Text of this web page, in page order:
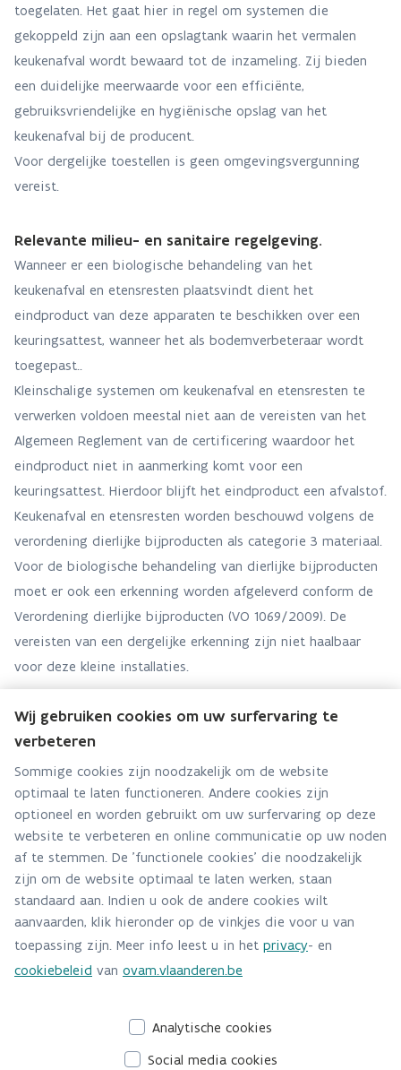
toegelaten. Het gaat hier in regel om systemen die
gekoppeld zijn aan een opslagtank waarin het vermalen
keukenafval wordt bewaard tot de inzameling. Zij bieden
een duidelijke meerwaarde voor een efficiënte,
gebruiksvriendelijke en hygiënische opslag van het
keukenafval bij de producent.
Voor dergelijke toestellen is geen omgevingsvergunning
vereist.
Relevante milieu- en sanitaire regelgeving.
Wanneer er een biologische behandeling van het
keukenafval en etensresten plaatsvindt dient het
eindproduct van deze apparaten te beschikken over een
keuringsattest, wanneer het als bodemverbeteraar wordt
toegepast..
Kleinschalige systemen om keukenafval en etensresten te
verwerken voldoen meestal niet aan de vereisten van het
Algemeen Reglement van de certificering waardoor het
eindproduct niet in aanmerking komt voor een
keuringsattest. Hierdoor blijft het eindproduct een afvalstof.
Keukenafval en etensresten worden beschouwd volgens de
verordening dierlijke bijproducten als categorie 3 materiaal.
Voor de biologische behandeling van dierlijke bijproducten
moet er ook een erkenning worden afgeleverd conform de
Verordening dierlijke bijproducten (VO 1069/2009). De
vereisten van een dergelijke erkenning zijn niet haalbaar
voor deze kleine installaties.
Team Bio
Hebt u een vraag voor dit team? Stel ze hier:
Via contact formulier
Alle contactgegevens
Adres
Stationsstraat 110
2800 Mechelen
Route en bereikbaarheid
Wij gebruiken cookies om uw surfervaring te
verbeteren
Sommige cookies zijn noodzakelijk om de website
optimaal te laten functioneren. Andere cookies zijn
optioneel en worden gebruikt om uw surfervaring op deze
website te verbeteren en online communicatie op uw noden
af te stemmen. De 'functionele cookies' die noodzakelijk
zijn om de website optimaal te laten werken, staan
standaard aan. Indien u ook de andere cookies wilt
aanvaarden, klik hieronder op de vinkjes die voor u van
toepassing zijn. Meer info leest u in het privacy- en
cookiebeleid van ovam.vlaanderen.be
Analytische cookies
Social media cookies